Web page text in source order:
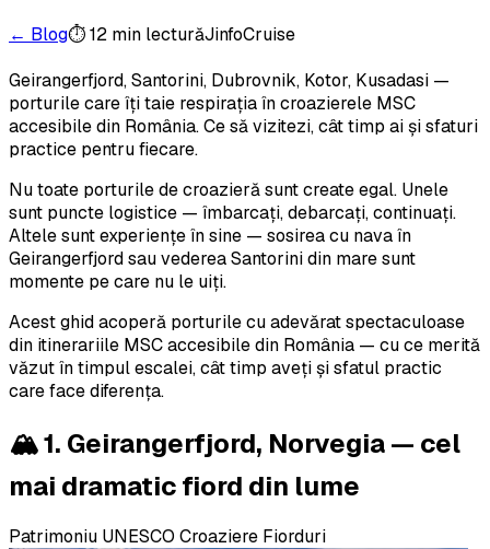
← Blog⏱12 min lecturăJinfoCruise
Geirangerfjord, Santorini, Dubrovnik, Kotor, Kusadasi —
porturile care îți taie respirația în croazierele MSC
accesibile din România. Ce să vizitezi, cât timp ai și sfaturi
practice pentru fiecare.
Nu toate porturile de croazieră sunt create egal. Unele
sunt puncte logistice — îmbarcați, debarcați, continuați.
Altele sunt experiențe în sine — sosirea cu nava în
Geirangerfjord sau vederea Santorini din mare sunt
momente pe care nu le uiți.
Acest ghid acoperă porturile cu adevărat spectaculoase
din itinerariile MSC accesibile din România — cu ce merită
văzut în timpul escalei, cât timp aveți și sfatul practic
care face diferența.
🏔️ 1. Geirangerfjord, Norvegia — cel
mai dramatic fiord din lume
Patrimoniu UNESCO Croaziere Fiorduri